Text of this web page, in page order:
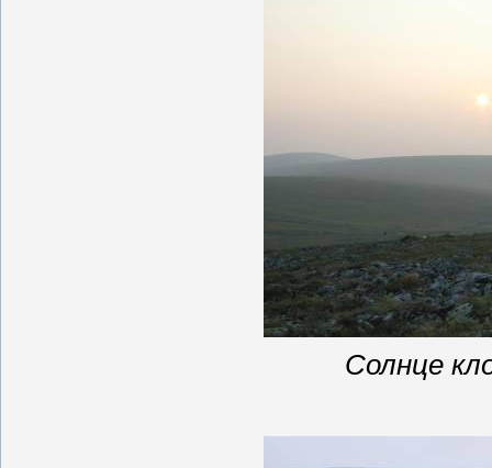
Солнце